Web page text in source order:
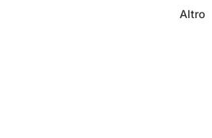
Altro